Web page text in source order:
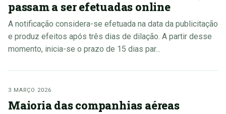
passam a ser efetuadas online
A notificação considera-se efetuada na data da publicitação
e produz efeitos após três dias de dilação. A partir desse
momento, inicia-se o prazo de 15 dias par...
3 MARÇO 2026
Maioria das companhias aéreas